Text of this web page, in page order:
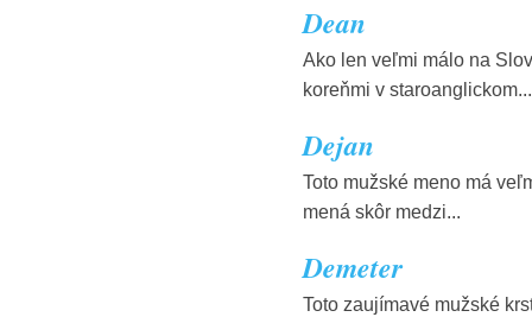
Dean
Ako len veľmi málo na
koreňmi v staroanglickom...
Dejan
Toto mužské meno má
mená skôr medzi...
Demeter
Toto zaujímavé mužské